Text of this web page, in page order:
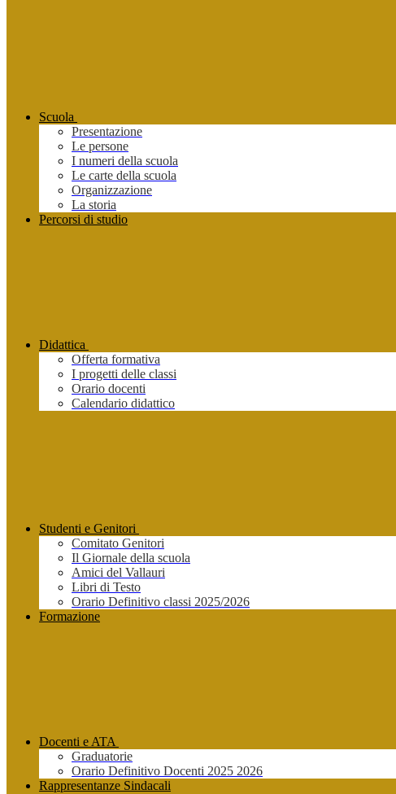
Scuola
Presentazione
Le persone
I numeri della scuola
Le carte della scuola
Organizzazione
La storia
Percorsi di studio
Didattica
Offerta formativa
I progetti delle classi
Orario docenti
Calendario didattico
Studenti e Genitori
Comitato Genitori
Il Giornale della scuola
Amici del Vallauri
Libri di Testo
Orario Definitivo classi 2025/2026
Formazione
Docenti e ATA
Graduatorie
Orario Definitivo Docenti 2025 2026
Rappresentanze Sindacali